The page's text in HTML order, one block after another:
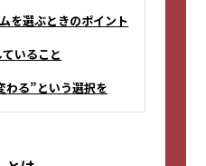
を選ぶときのポイント
いること
わる”という選択を